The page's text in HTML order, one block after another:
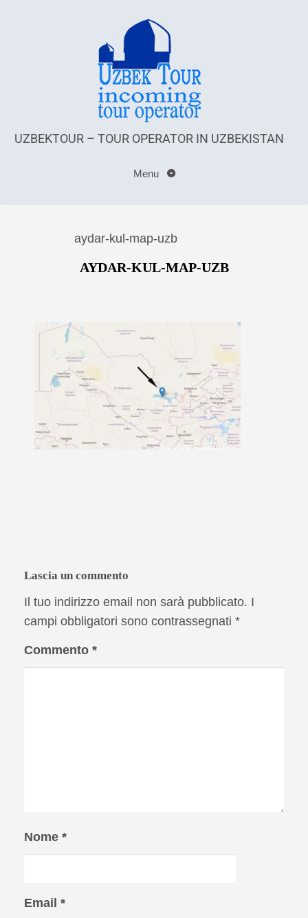
UZBEKTOUR – TOUR OPERATOR IN UZBEKISTAN
Menu
aydar-kul-map-uzb
AYDAR-KUL-MAP-UZB
Lascia un commento
Il tuo indirizzo email non sarà pubblicato. I
campi obbligatori sono contrassegnati *
Commento *
Nome *
Email *